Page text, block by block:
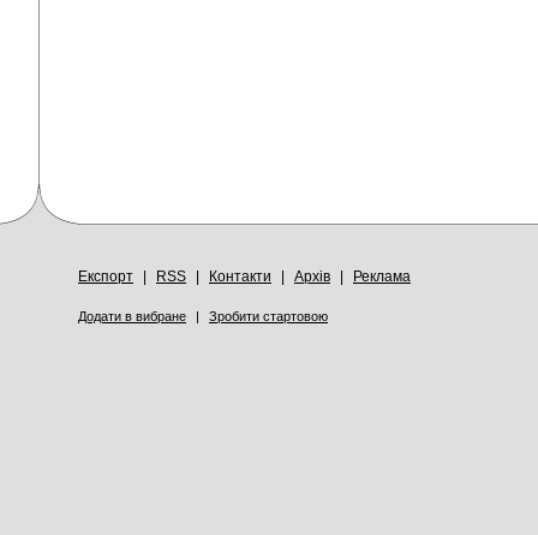
Експорт RSS Контакти Архів Реклама
Додати в вибране | Зробити стартовою